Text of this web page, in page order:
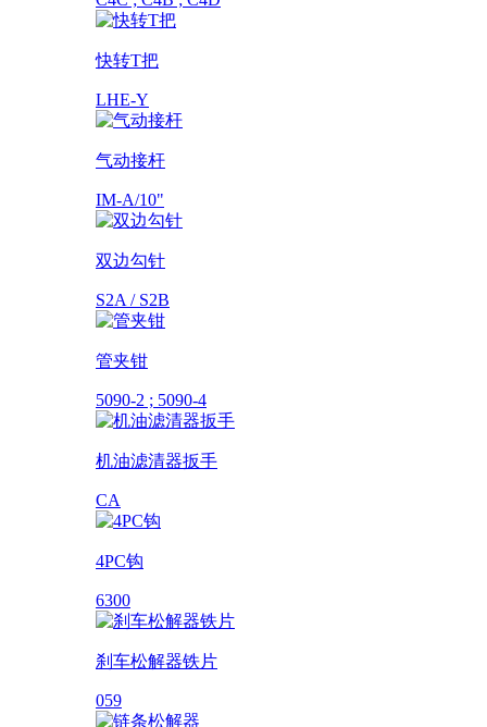
快转T把
LHE-Y
气动接杆
IM-A/10"
双边勾针
S2A / S2B
管夹钳
5090-2 ; 5090-4
机油滤清器扳手
CA
4PC钩
6300
刹车松解器铁片
059